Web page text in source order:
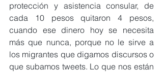
protección y asistencia consular, de
cada 10 pesos quitaron 4 pesos,
cuando ese dinero hoy se necesita
más que nunca, porque no le sirve a
los migrantes que digamos discursos o
que subamos tweets. Lo que nos están